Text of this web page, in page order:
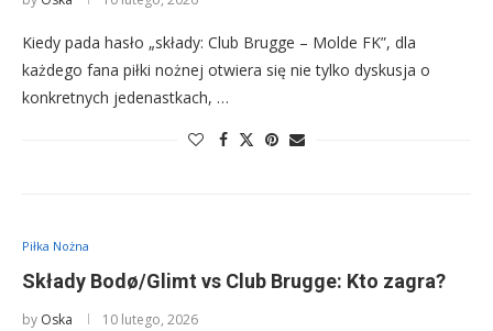
Kiedy pada hasło „składy: Club Brugge – Molde FK”, dla
każdego fana piłki nożnej otwiera się nie tylko dyskusja o
konkretnych jedenastkach, …
Piłka Nożna
Składy Bodø/Glimt vs Club Brugge: Kto zagra?
by Oska 10 lutego, 2026